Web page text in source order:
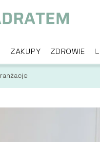
ZAKUPY ZDROWIE